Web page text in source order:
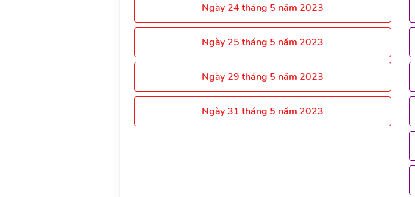
Ngày 24 tháng 5 năm 2023
Ngày 25 tháng 5 năm 2023
Ngày 29 tháng 5 năm 2023
Ngày 31 tháng 5 năm 2023